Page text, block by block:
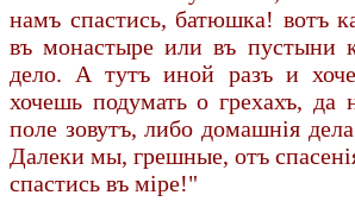
намъ спастись, батюшка! вотъ
въ монастыре или въ пустыни
дело. А тутъ иной разъ и
хочешь подумать о грехахъ, да
поле зовутъ, либо домашнiя
Далеки мы, грешные, отъ
спастись въ мiре!"